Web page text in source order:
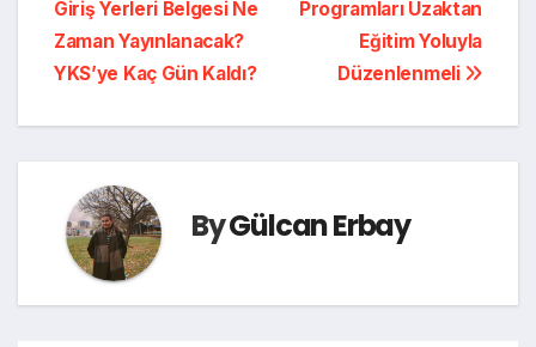
gezinmesi
Programları Uzaktan
Eğitim Yoluyla
Düzenlenmeli
Giriş Yerleri Belgesi Ne
Zaman Yayınlanacak?
YKS’ye Kaç Gün Kaldı?
ByGülcan Erbay